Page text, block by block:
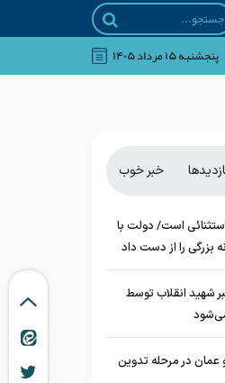
پنجشنبه ۱۵ مرداد ۱۴۰۵
خبر خوب
است/ دولت با
بزرگی را از دست داد
شهید انقلاب توسط
می‌شود
عمان در مرحله تدوین